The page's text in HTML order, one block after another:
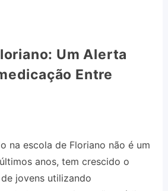
Um Alerta
Entre
na escola de Floriano não é um
anos, tem crescido o
jovens utilizando